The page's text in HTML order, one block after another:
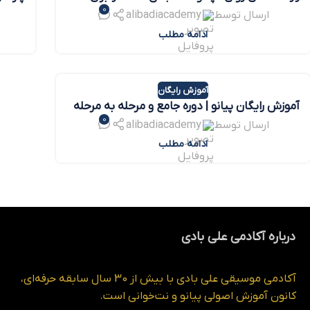
همیشه از بین ببریم؟
ارسال توسط alibadiacademy
0
ادامه مطلب
آموزش رایگان
آموزش رایگان پیانو | دوره جامع و مرحله‌ به‌ مرحله
ارسال توسط alibadiacademy
0
ادامه مطلب
درباره آکادمی علی بادی
آکادمی موسیقی علی بادی با بیش از 30 سال سابقه حرفه‌ای،
کانون آموزش اصولی پیانو و نت‌خوانی است.